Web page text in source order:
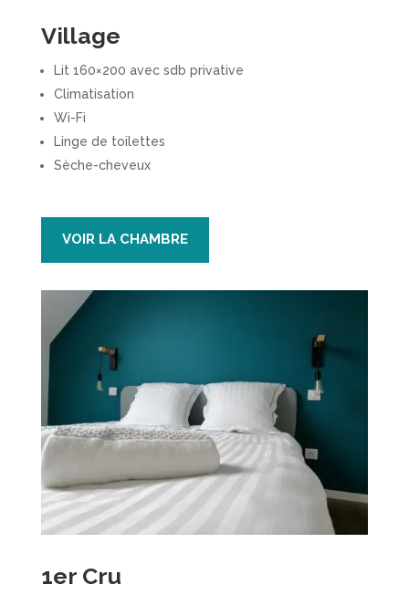
Village
Lit 160×200 avec sdb privative
Climatisation
Wi-Fi
Linge de toilettes
Sèche-cheveux
VOIR LA CHAMBRE
1er Cru